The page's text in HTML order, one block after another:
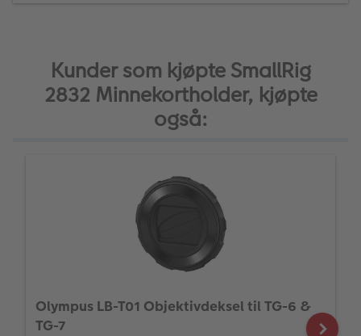
Kunder som kjøpte SmallRig
2832 Minnekortholder, kjøpte
også:
Olympus LB-T01 Objektivdeksel til TG-6 &
TG-7